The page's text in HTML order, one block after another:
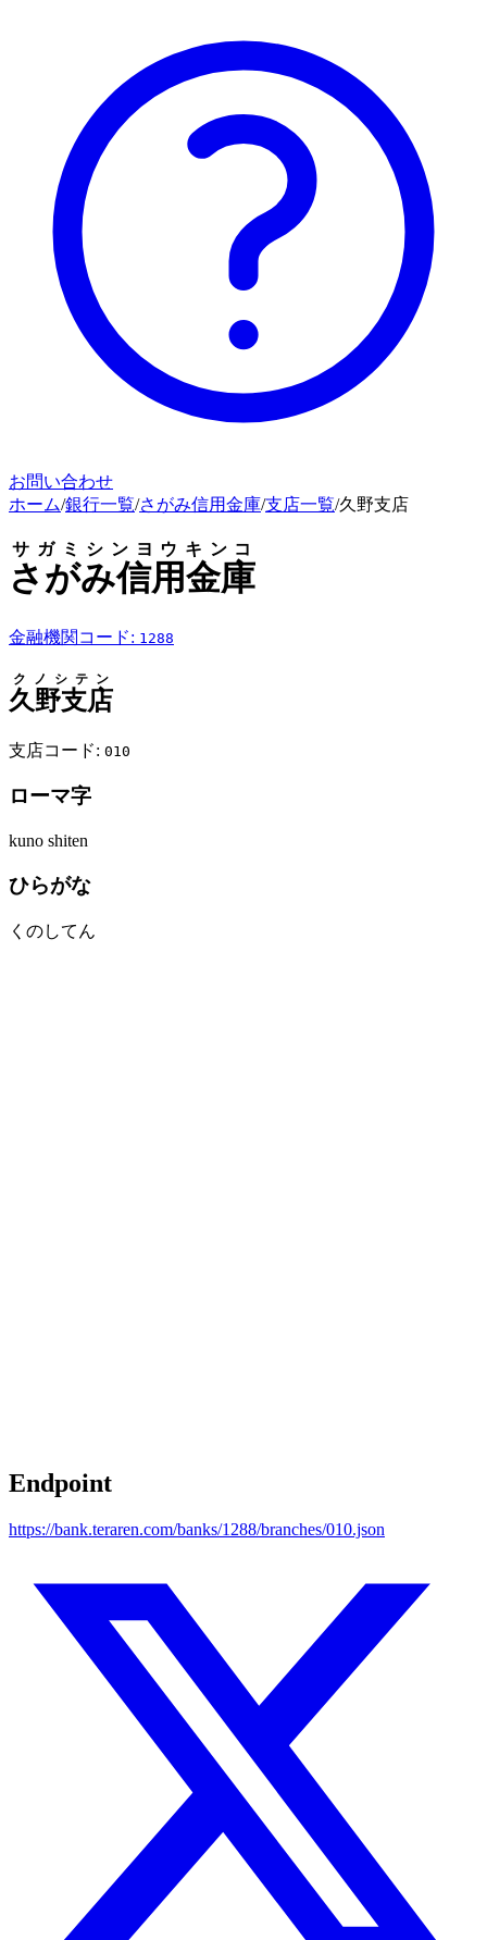
お問い合わせ
ホーム/銀行一覧/さがみ信用金庫/支店一覧/久野支店
さがみ信用金庫
サガミシンヨウキンコ
金融機関コード: 1288
久野支店
クノシテン
支店コード: 010
ローマ字
kuno shiten
ひらがな
くのしてん
Endpoint
https://bank.teraren.com/banks/1288/branches/010.json